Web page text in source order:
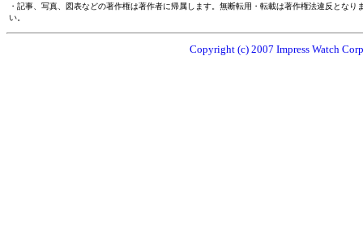
・記事、写真、図表などの著作権は著作者に帰属します。無断転用・転載は著作権法違反とな
い。
Copyright (c) 2007 Impress Watch